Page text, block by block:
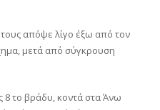
απόψε λίγο έξω από τον
μετά από σύγκρουση
8 το βράδυ, κοντά στα Άνω